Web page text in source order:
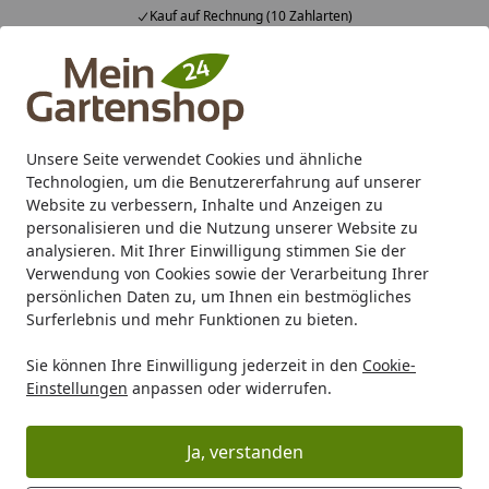
Unsere Seite verwendet Cookies und ähnliche
Technologien, um die Benutzererfahrung auf unserer
Website zu verbessern, Inhalte und Anzeigen zu
personalisieren und die Nutzung unserer Website zu
analysieren. Mit Ihrer Einwilligung stimmen Sie der
Verwendung von Cookies sowie der Verarbeitung Ihrer
persönlichen Daten zu, um Ihnen ein bestmögliches
Surferlebnis und mehr Funktionen zu bieten.
Sie können Ihre Einwilligung jederzeit in den Cookie-
Einstellungen anpassen oder widerrufen.
Ja, verstanden
Kauf auf Rechnung (10 Zahlarten)
Alle Produkte
Mein Konto
Suchen
Startseite
Bi-O Saunaofen und Sole Therme
Infraworld Bi-O Saunaofen und Sole